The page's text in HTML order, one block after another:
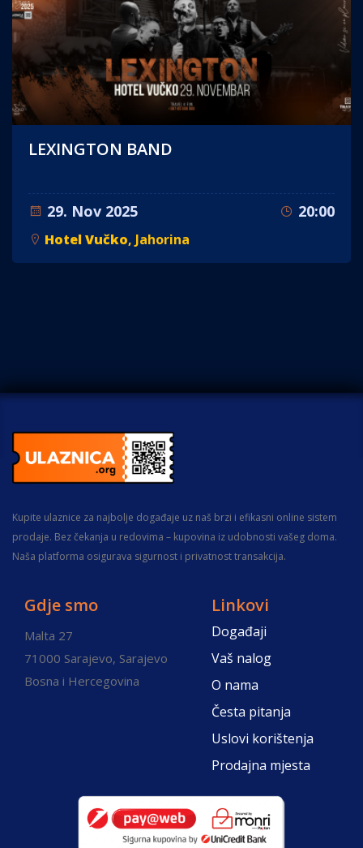
LEXINGTON BAND
29. Nov 2025 20:00
Hotel Vučko, Jahorina
Kupite ulaznice za najbolje događaje uz naš brzi i efikasni online sistem
prodaje. Bez čekanja u redovima – kupovina iz udobnosti vašeg doma.
Naša platforma osigurava sigurnost i privatnost transakcija.
Gdje smo
Malta 27
71000 Sarajevo, Sarajevo
Bosna i Hercegovina
Linkovi
Događaji
Vaš nalog
O nama
Česta pitanja
Uslovi korištenja
Prodajna mjesta